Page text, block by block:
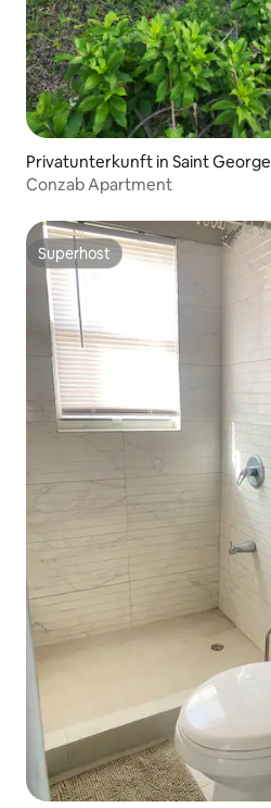
Privatunterkunft in Saint George
Conzab Apartment
Superhost
Superhost